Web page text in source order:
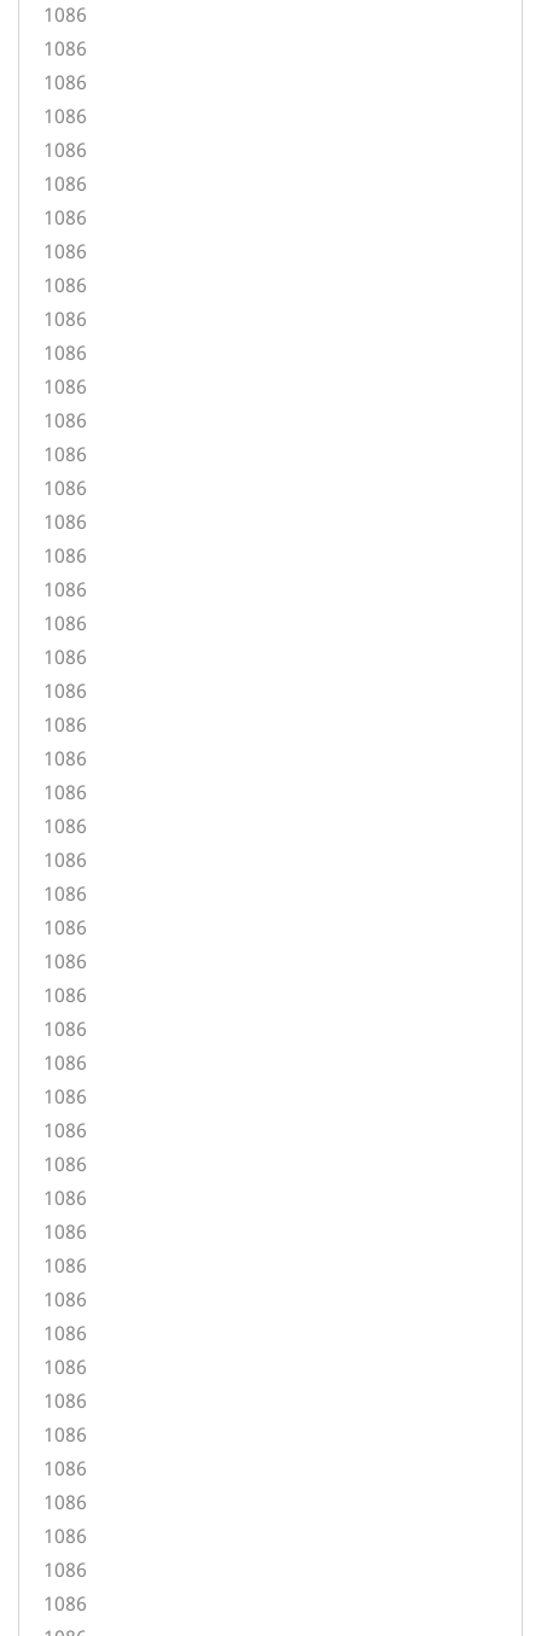
1086
1086
1086
1086
1086
1086
1086
1086
1086
1086
1086
1086
1086
1086
1086
1086
1086
1086
1086
1086
1086
1086
1086
1086
1086
1086
1086
1086
1086
1086
1086
1086
1086
1086
1086
1086
1086
1086
1086
1086
1086
1086
1086
1086
1086
1086
1086
1086